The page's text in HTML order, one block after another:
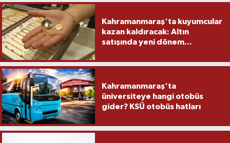
Kahramanmaraş'ta kuyumcular
kazan kaldıracak: Altın
satışında yeni dönem...
Kahramanmaraş'ta
üniversiteye hangi otobüs
gider? KSÜ otobüs hatları